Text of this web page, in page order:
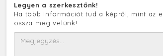
Legyen a szerkesztőnk!
Ha több információt tud a képről, mint az
ossza meg velünk!